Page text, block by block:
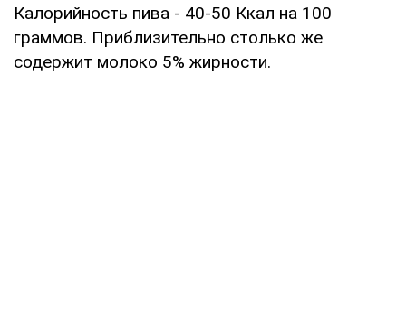
Калорийность пива - 40-50 Ккал на 100
граммов. Приблизительно столько же
содержит молоко 5% жирности.